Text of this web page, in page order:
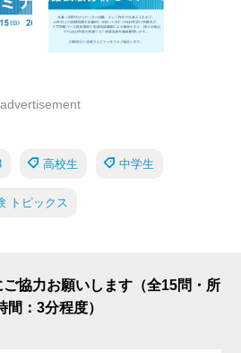
advertisement
高校生 中学生
トピックス
協力お願いします（全15問・所
間：3分程度）